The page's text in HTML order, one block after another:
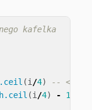
kafelka
(i/4)
-- <1>
(i/4) - 1